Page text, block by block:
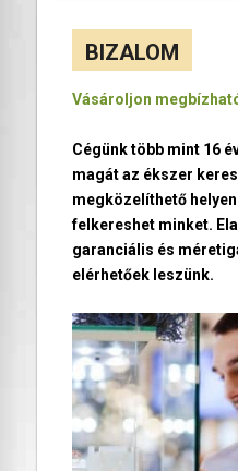
BIZALOM
Vásároljon
Cégünk több mint 16
magát az ékszer
megközelíthető
felkereshet minket.
garanciális és
elérhetőek leszünk.